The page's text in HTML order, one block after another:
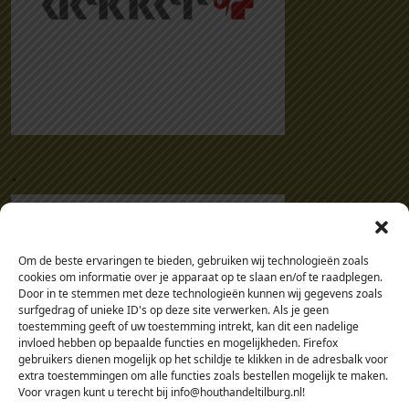
Om de beste ervaringen te bieden, gebruiken wij technologieën zoals
cookies om informatie over je apparaat op te slaan en/of te raadplegen.
Door in te stemmen met deze technologieën kunnen wij gegevens zoals
surfgedrag of unieke ID's op deze site verwerken. Als je geen
toestemming geeft of uw toestemming intrekt, kan dit een nadelige
invloed hebben op bepaalde functies en mogelijkheden. Firefox
gebruikers dienen mogelijk op het schildje te klikken in de adresbalk voor
extra toestemmingen om alle functies zoals bestellen mogelijk te maken.
Voor vragen kunt u terecht bij info@houthandeltilburg.nl!
.